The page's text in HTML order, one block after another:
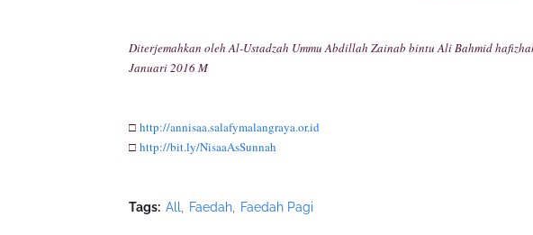
Diterjemahkan oleh Al-Ustadzah Ummu Abdillah Zainab bintu Ali Bahmid
Januari 2016 M
□ http://annisaa.salafymalangraya.or.id
□ http://bit.ly/NisaaAsSunnah
Tags: All Faedah Faedah Pagi